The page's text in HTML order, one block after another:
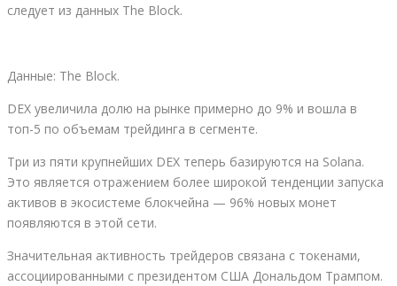
следует из данных The Block.
Данные: The Block.
DEX увеличила долю на рынке примерно до 9% и вошла в
топ-5 по объемам трейдинга в сегменте.
Три из пяти крупнейших DEX теперь базируются на Solana.
Это является отражением более широкой тенденции запуска
активов в экосистеме блокчейна — 96% новых монет
появляются в этой сети.
Значительная активность трейдеров связана с токенами,
ассоциированными с президентом США Дональдом Трампом.